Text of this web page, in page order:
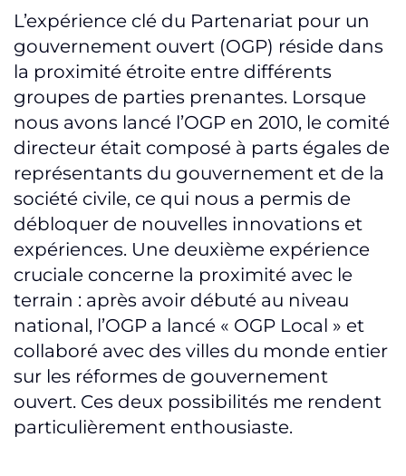
L’expérience clé du Partenariat pour un
gouvernement ouvert (OGP) réside dans
la proximité étroite entre différents
groupes de parties prenantes. Lorsque
nous avons lancé l’OGP en 2010, le comité
directeur était composé à parts égales de
représentants du gouvernement et de la
société civile, ce qui nous a permis de
débloquer de nouvelles innovations et
expériences. Une deuxième expérience
cruciale concerne la proximité avec le
terrain : après avoir débuté au niveau
national, l’OGP a lancé « OGP Local » et
collaboré avec des villes du monde entier
sur les réformes de gouvernement
ouvert. Ces deux possibilités me rendent
particulièrement enthousiaste.